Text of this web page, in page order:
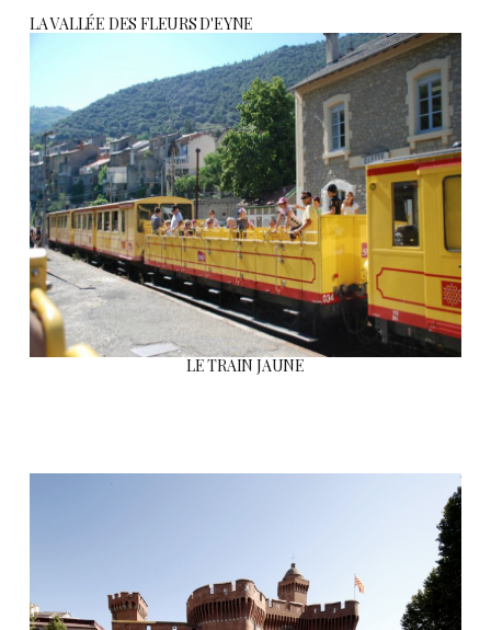
LA VALLÉE DES FLEURS D'EYNE
LE TRAIN JAUNE